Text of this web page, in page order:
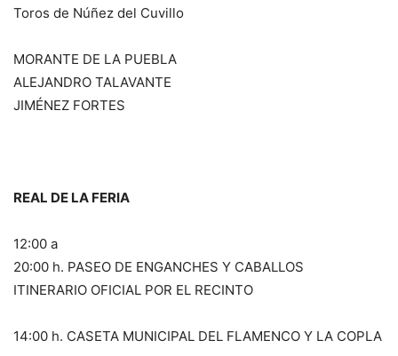
Toros de Núñez del Cuvillo
MORANTE DE LA PUEBLA
ALEJANDRO TALAVANTE
JIMÉNEZ FORTES
REAL DE LA FERIA
12:00 a
20:00 h. PASEO DE ENGANCHES Y CABALLOS
ITINERARIO OFICIAL POR EL RECINTO
14:00 h. CASETA MUNICIPAL DEL FLAMENCO Y LA COPLA